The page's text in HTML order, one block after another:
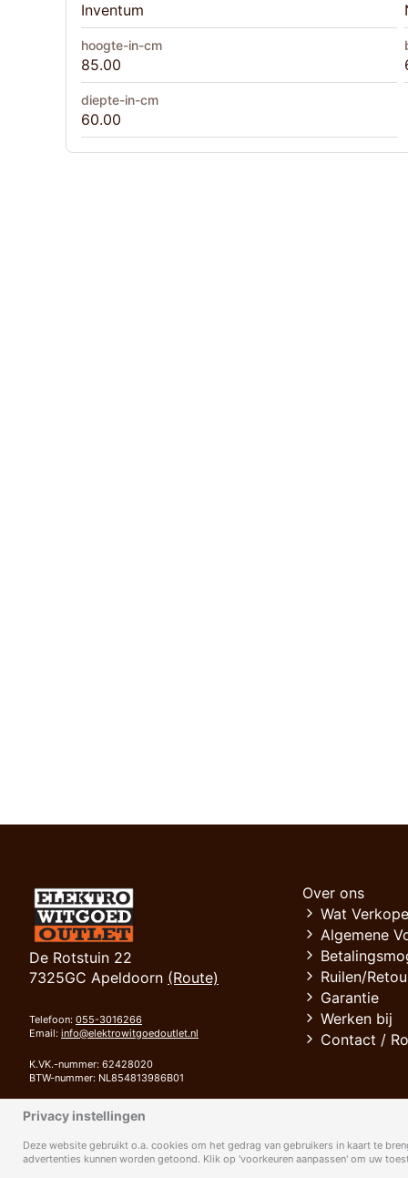
Inventum
hoogte-in-cm
85.00
diepte-in-cm
60.00
De Rotstuin 22
7325GC Apeldoorn (Route)
Telefoon: 055-3016266
Email: info@elektrowitgoedoutlet.nl
K.VK.-nummer: 62428020
BTW-nummer: NL854813986B01
Bank: RABOBANK
IBAN: NL94 RABO 0372 4111 42
Over ons
Wat
Algemene
Ruilen/
Garantie
Werken bij
Contact /
Privacy instellingen
Deze website gebruikt o.a. cookies om het gedrag van gebruikers in kaart te
advertenties kunnen worden getoond. Klik op 'voorkeuren aanpassen' om uw